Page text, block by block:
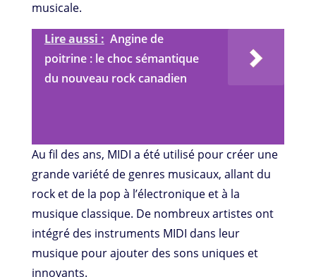
musicale.
Lire aussi : Angine de
poitrine : le choc sémantique
du nouveau rock canadien
Au fil des ans, MIDI a été utilisé pour créer une
grande variété de genres musicaux, allant du
rock et de la pop à l’électronique et à la
musique classique. De nombreux artistes ont
intégré des instruments MIDI dans leur
musique pour ajouter des sons uniques et
innovants.